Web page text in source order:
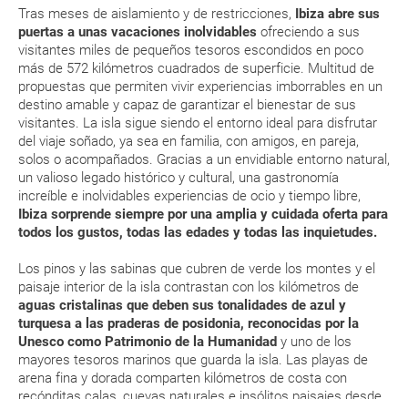
Tras meses de aislamiento y de restricciones, Ibiza abre sus
puertas a unas vacaciones inolvidables ofreciendo a sus
visitantes miles de pequeños tesoros escondidos en poco
más de 572 kilómetros cuadrados de superficie. Multitud de
propuestas que permiten vivir experiencias imborrables en un
destino amable y capaz de garantizar el bienestar de sus
visitantes. La isla sigue siendo el entorno ideal para disfrutar
del viaje soñado, ya sea en familia, con amigos, en pareja,
solos o acompañados. Gracias a un envidiable entorno natural,
un valioso legado histórico y cultural, una gastronomía
increíble e inolvidables experiencias de ocio y tiempo libre,
Ibiza sorprende siempre por una amplia y cuidada oferta para
todos los gustos, todas las edades y todas las inquietudes.
Los pinos y las sabinas que cubren de verde los montes y el
paisaje interior de la isla contrastan con los kilómetros de
aguas cristalinas que deben sus tonalidades de azul y
turquesa a las praderas de posidonia, reconocidas por la
Unesco como Patrimonio de la Humanidad y uno de los
mayores tesoros marinos que guarda la isla. Las playas de
arena fina y dorada comparten kilómetros de costa con
En verano y con temperaturas más altas, se recomienda
ingerir más líquidos y resguardarse del sol en las horas
de mayor intensidad
El clima en Ibiza es suave durante todo el año. En julio y
agosto el calor es más intenso y la Isla está más
concurrida
En general, el clima de la Isla es muy suave en cualquier
época del año. No hay temporadas de frío intenso ni de
calor asfixiante
ENE
15.5 °C
8.1 °C
FEB
16.0 °C
8.4 °C
MAR
17.2 °C
9.3 °C
ABR
19.0 °C
10.9 °C
(que deberás realizar a través de su web) para que no te carguen un
suplemento extra en el mismo aeropuerto.
En caso de tener que enviarte la documentación de un paquete
vacacional (Caribe, circuitos, tours...) te enviaremos la documentación
de tu reserva alrededor de 10 días antes de salida, la cual deberás
imprimir y llevar contigo en el viaje.
Esta documentación te será requerida en el mostrador de la compañía
aérea a la hora de realizar el check-in el día de la salida.
MODIFICACIÓN ó CANCELACIÓN ¿Puedo anular o
modificar una reserva del viaje? ¿Qué gastos puede
generar una anulación o modificación del viaje?
¿Qué caducidad debe tener mi pasaporte para ir
a...?
¿Con cuánta antelación tengo que estar en el
aeropuerto?